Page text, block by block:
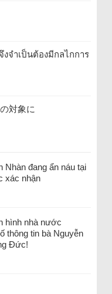
จำเป็นต้องมีกลไกการ
対象に
Nhàn đang ẩn náu tại
xác nhận
hình nhà nước
thông tin bà Nguyễn
Đức!